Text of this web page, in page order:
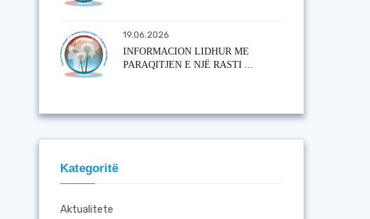
19.06.2026
INFORMACION LIDHUR ME
PARAQITJEN E NJË RASTI ...
Kategoritë
Aktualitete